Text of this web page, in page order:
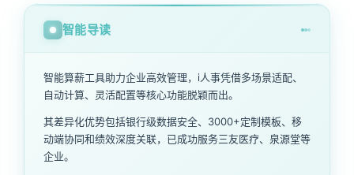
智能导读
智能算薪工具助力企业高效管理，i人事凭借多场景适配、
自动计算、灵活配置等核心功能脱颖而出。
其差异化优势包括银行级数据安全、3000+定制模板、移
动端协同和绩效深度关联，已成功服务三友医疗、泉源堂等
企业。